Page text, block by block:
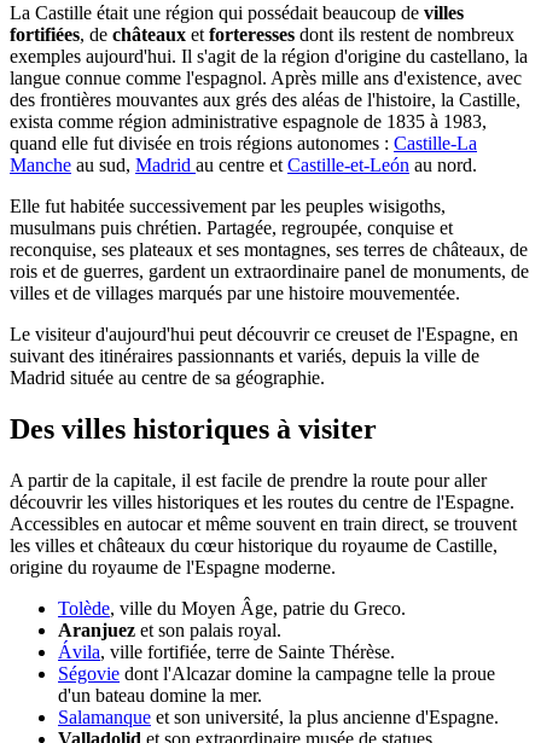
La Castille était une région qui possédait beaucoup de villes
fortifiées, de châteaux et forteresses dont ils restent de nombreux
exemples aujourd'hui. Il s'agit de la région d'origine du castellano, la
langue connue comme l'espagnol. Après mille ans d'existence, avec
des frontières mouvantes aux grés des aléas de l'histoire, la Castille,
exista comme région administrative espagnole de 1835 à 1983,
quand elle fut divisée en trois régions autonomes : Castille-La
Manche au sud, Madrid au centre et Castille-et-León au nord.
Elle fut habitée successivement par les peuples wisigoths,
musulmans puis chrétien. Partagée, regroupée, conquise et
reconquise, ses plateaux et ses montagnes, ses terres de châteaux, de
rois et de guerres, gardent un extraordinaire panel de monuments, de
villes et de villages marqués par une histoire mouvementée.
Le visiteur d'aujourd'hui peut découvrir ce creuset de l'Espagne, en
suivant des itinéraires passionnants et variés, depuis la ville de
Madrid située au centre de sa géographie.
Des villes historiques à visiter
A partir de la capitale, il est facile de prendre la route pour aller
découvrir les villes historiques et les routes du centre de l'Espagne.
Accessibles en autocar et même souvent en train direct, se trouvent
les villes et châteaux du cœur historique du royaume de Castille,
origine du royaume de l'Espagne moderne.
Tolède, ville du Moyen Âge, patrie du Greco.
Aranjuez et son palais royal.
Ávila, ville fortifiée, terre de Sainte Thérèse.
Ségovie dont l'Alcazar domine la campagne telle la proue
d'un bateau domine la mer.
Salamanque et son université, la plus ancienne d'Espagne.
Valladolid et son extraordinaire musée de statues